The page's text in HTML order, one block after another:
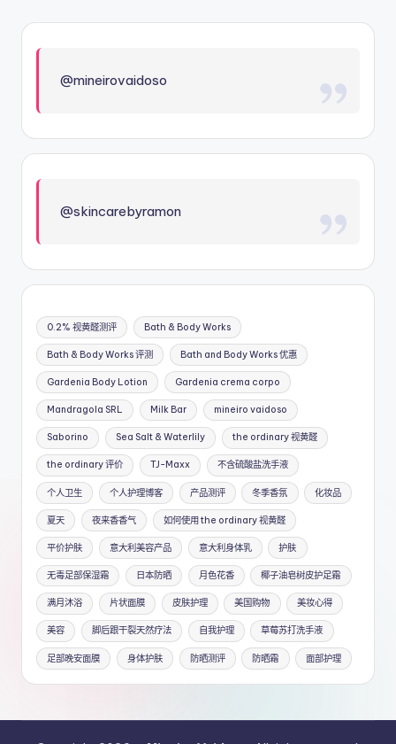
@mineirovaidoso
@skincarebyramon
0.2% 视黄醛测评 Bath & Body Works
Bath & Body Works 评测 Bath and Body Works 优惠
Gardenia Body Lotion Gardenia crema corpo
Mandragola SRL Milk Bar mineiro vaidoso
Saborino Sea Salt & Waterlily the ordinary 视黄醛
the ordinary 评价 TJ-Maxx 不含硫酸盐洗手液
个人卫生 个人护理博客 产品测评 冬季香氛 化妆品
夏天 夜来香香气 如何使用 the ordinary 视黄醛
平价护肤 意大利美容产品 意大利身体乳 护肤
无毒足部保湿霜 日本防晒 月色花香 椰子油皂树皮护足霜
满月沐浴 片状面膜 皮肤护理 美国购物 美妆心得
美容 脚后跟干裂天然疗法 自我护理 草莓苏打洗手液
足部晚安面膜 身体护肤 防晒测评 防晒霜 面部护理